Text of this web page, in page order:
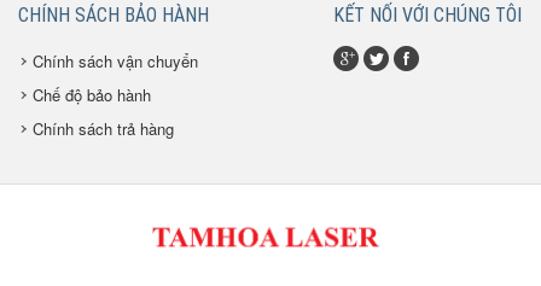
CHÍNH SÁCH BẢO HÀNH
Chính sách vận chuyển
Chế độ bảo hành
Chính sách trả hàng
KẾT NỐI VỚI CHÚNG TÔI